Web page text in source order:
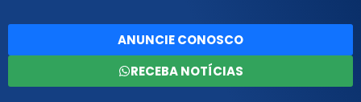
ANUNCIE CONOSCO
RECEBA NOTÍCIAS